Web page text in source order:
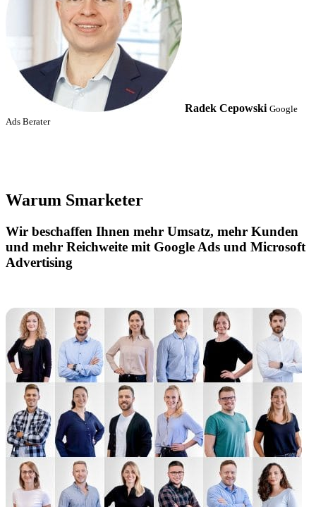
Radek Cepowski Google
Ads Berater
Warum Smarketer
Wir beschaffen Ihnen mehr Umsatz, mehr Kunden
und mehr Reichweite mit Google Ads und Microsoft
Advertising